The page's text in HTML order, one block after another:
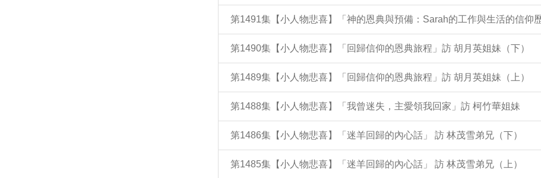
第1491集【小人物悲喜】「神的恩典與預備：Sarah的工作與生活的信仰
第1490集【小人物悲喜】「回歸信仰的恩典旅程」訪 胡月英姐妹（下）
第1489集【小人物悲喜】「回歸信仰的恩典旅程」訪 胡月英姐妹（上）
第1488集【小人物悲喜】「我曾迷失，主愛領我回家」訪 柯竹華姐妹
第1486集【小人物悲喜】「迷羊回歸的內心話」 訪 林茂雪弟兄（下）
第1485集【小人物悲喜】「迷羊回歸的內心話」 訪 林茂雪弟兄（上）